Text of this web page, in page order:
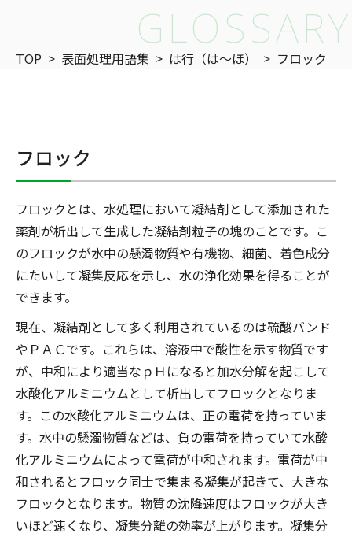
表面処理の基礎知識
お問い合わせ
GLOSSARY
TOP > 表面処理用語集 > は行（は〜ほ） > フロック
フロック
フロックとは、水処理において凝結剤として添加された
薬剤が析出して生成した凝結剤粒子の塊のことです。こ
のフロックが水中の懸濁物質や有機物、細菌、着色成分
にたいして凝集反応を示し、水の浄化効果を得ることが
できます。
現在、凝結剤として多く利用されているのは硫酸バンド
やＰＡＣです。これらは、溶液中で酸性を示す物質です
が、中和により適当なｐＨになると加水分解を起こして
水酸化アルミニウムとして析出してフロックとなりま
す。この水酸化アルミニウムは、正の電荷を持っていま
す。水中の懸濁物質などは、負の電荷を持っていて水酸
化アルミニウムによって電荷が中和されます。電荷が中
和されるとフロック同士で集まる凝集が起きて、大きな
フロックとなります。物質の沈降速度はフロックが大き
いほど速くなり、凝集分離の効率が上がります。凝集分